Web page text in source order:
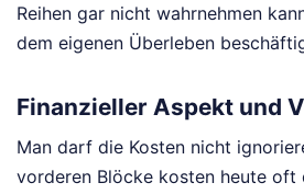
Reihen gar nicht wahrnehmen
dem eigenen Überleben
Finanzieller Aspekt und
Man darf die Kosten nicht
vorderen Blöcke kosten heute oft